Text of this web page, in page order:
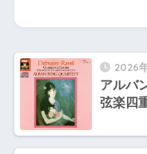
2026
アルバ
弦楽四